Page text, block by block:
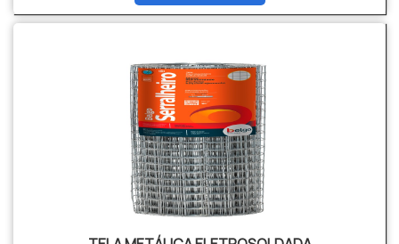
concertina é muito utilizada, sendo um item versátil e
como uma barreira de segurança laminada que